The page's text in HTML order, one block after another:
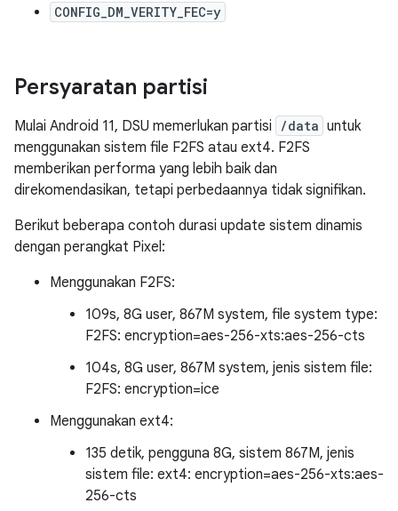
CONFIG_DM_VERITY_FEC=y
Persyaratan partisi
Mulai Android 11, DSU memerlukan partisi /data untuk
menggunakan sistem file F2FS atau ext4. F2FS
memberikan performa yang lebih baik dan
direkomendasikan, tetapi perbedaannya tidak signifikan.
Berikut beberapa contoh durasi update sistem dinamis
dengan perangkat Pixel:
Menggunakan F2FS:
109s, 8G user, 867M system, file system type:
F2FS: encryption=aes-256-xts:aes-256-cts
104s, 8G user, 867M system, jenis sistem file:
F2FS: encryption=ice
Menggunakan ext4:
135 detik, pengguna 8G, sistem 867M, jenis
sistem file: ext4: encryption=aes-256-xts:aes-
256-cts